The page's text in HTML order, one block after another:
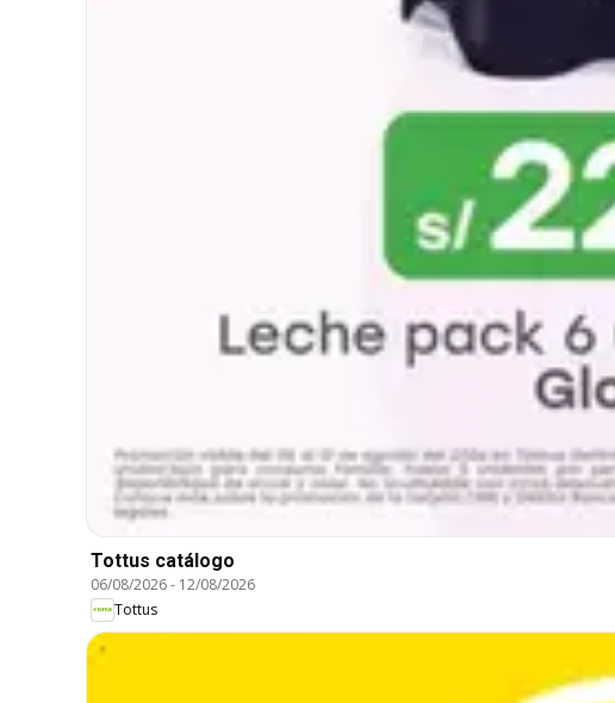
Tottus catálogo
06/08/2026- 12/08/2026
Tottus